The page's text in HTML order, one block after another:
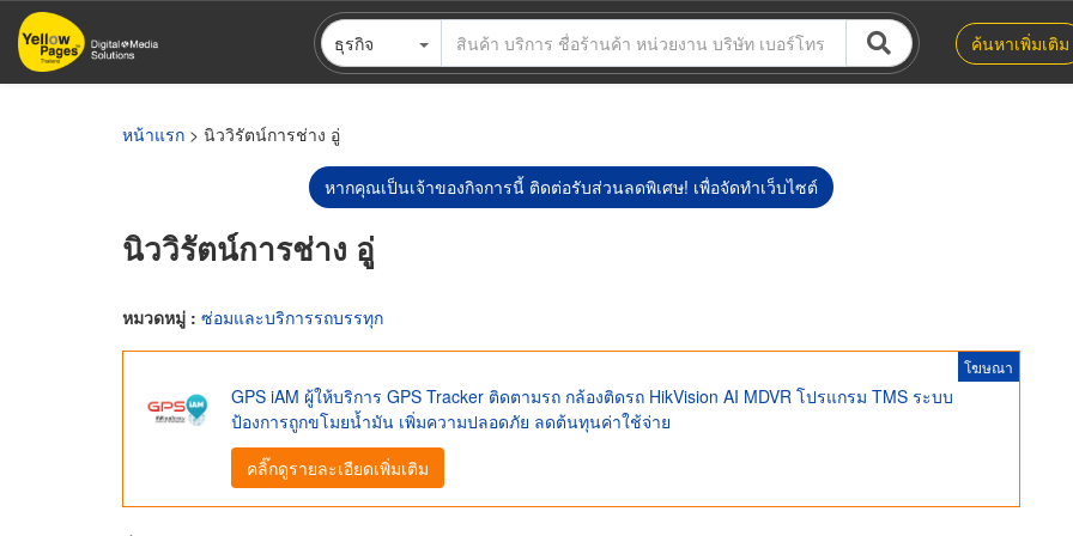
ข้าม
ไป
ธุรกิจ ค้นหาเพิ่มเติม
หน้าแรก > นิววิรัตน์การช่าง อู่
หากคุณเป็นเจ้าของกิจการนี้ ติดต่อรับส่วนลดพิเศษ! เพื่อจัดทำเว็บไซต์
นิววิรัตน์การช่าง อู่
หมวดหมู่ : ซ่อมและบริการรถบรรทุก
โฆษณา
GPS iAM ผู้ให้บริการ GPS Tracker ติดตามรถ กล้องติดรถ HikVision AI MDVR โปรแกรม TMS ระบบ
ป้องการถูกขโมยน้ำมัน เพิ่มความปลอดภัย ลดต้นทุนค่าใช้จ่าย
คลิ๊กดูรายละเอียดเพิ่มเติม